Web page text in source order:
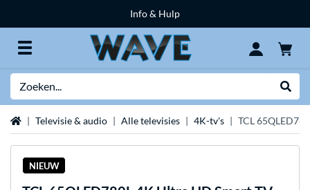
Info & Hulp
HomeTelevisie & audio Alle televisies 4K-tv's TCL
NIEUW